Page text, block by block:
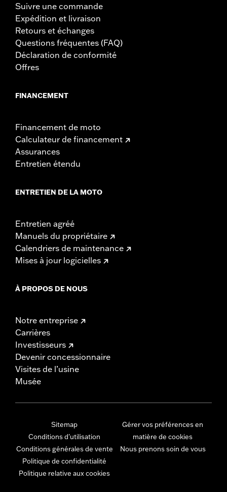
Suivre une commande
Expédition et livraison
Retours et échanges
Questions fréquentes (FAQ)
Déclaration de conformité
Offres
FINANCEMENT
Financement de moto
Calculateur de financement
Assurances
Entretien étendu
ENTRETIEN DE LA MOTO
Entretien agréé
Manuels du propriétaire
Calendriers de maintenance
Mises à jour logicielles
À PROPOS DE NOUS
Notre entreprise
Carrières
Investisseurs
Devenir concessionnaire
Visites de l’usine
Musée
Sitemap
Conditions d'utilisation
Conditions générales de vente
Politique de confidentialité
Politique relative aux cookies
Gérer vos préférences en
matière de cookies
Nous prenons soin de vous